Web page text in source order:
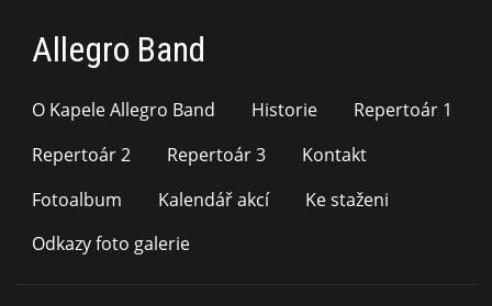
Allegro Band
O Kapele Allegro Band Historie
Repertoár 1
Repertoár 2
Repertoár 3
Kontakt
Fotoalbum
Kalendář akcí
Ke staženi
Odkazy foto galerie